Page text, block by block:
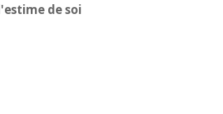
de soi